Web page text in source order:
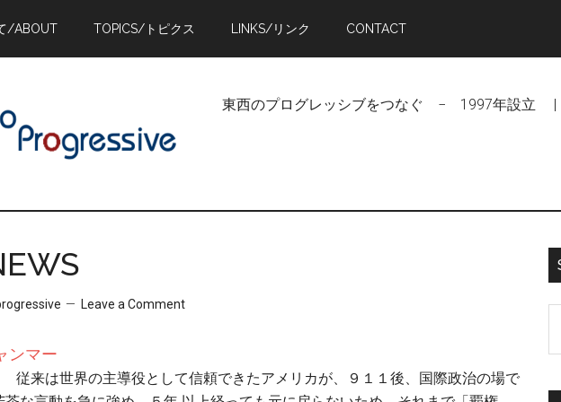
/ABOUT TOPICS/トピクス LINKS/リンク CONTACT
東西のプログレッシブをつなぐ − 1997年設立 |
Leave a Comment
ンマー
来は世界の主導役として信頼できたアメリカが、９１１後、国際政治の場で